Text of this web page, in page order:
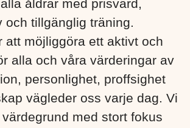
åldrar med prisvärd,
och tillgänglig träning.
att möjliggöra ett aktivt och
alla och våra värderingar av
personlighet, proffsighet
vägleder oss varje dag. Vi
med stort fokus